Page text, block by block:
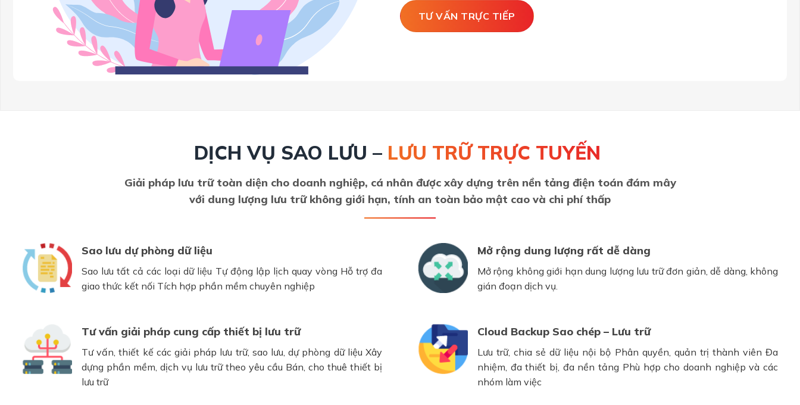
TƯ VẤN TRỰC TIẾP
DỊCH VỤ SAO LƯU –LƯU TRỮ TRỰC TUYẾN
Giải pháp lưu trữ toàn diện cho doanh nghiệp, cá nhân được xây dựng trên nền tảng điện toán đám mây
với dung lượng lưu trữ không giới hạn, tính an toàn bảo mật cao và chi phí thấp
Sao lưu dự phòng dữ liệu
Sao lưu tất cả các loại dữ liệu Tự động lập lịch quay vòng Hỗ trợ đa
giao thức kết nối Tích hợp phần mềm chuyên nghiệp
Mở rộng dung lượng rất dễ dàng
Mở rộng không giới hạn dung lượng lưu trữ đơn giản, dễ dàng, không
gián đoạn dịch vụ.
Tư vấn giải pháp cung cấp thiết bị lưu trữ
Tư vấn, thiết kế các giải pháp lưu trữ, sao lưu, dự phòng dữ liệu Xây
dựng phần mềm, dịch vụ lưu trữ theo yêu cầu Bán, cho thuê thiết bị
lưu trữ
Cloud Backup Sao chép – Lưu trữ
Lưu trữ, chia sẻ dữ liệu nội bộ Phân quyền, quản trị thành viên Đa
nhiệm, đa thiết bị, đa nền tảng Phù hợp cho doanh nghiệp và các
nhóm làm việc